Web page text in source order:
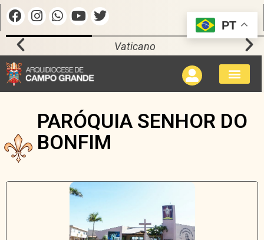
Vaticano
PARÓQUIA SENHOR DO
BONFIM
PT